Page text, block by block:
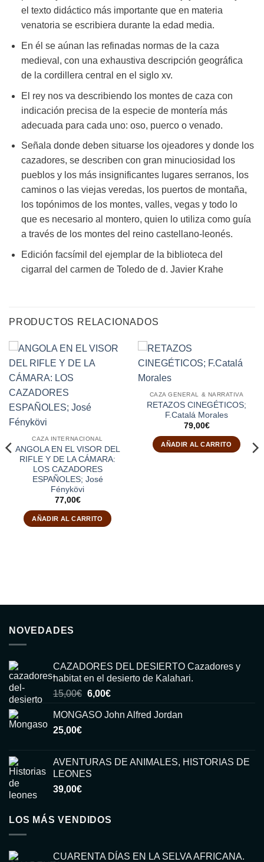
el texto didáctico más importante que en materia
venatoria se escribiera durante la edad media.
En él se aúnan las refinadas normas de la caza
medieval, con una exhaustiva descripción geográfica
de la cordillera central en el siglo xv.
El rey nos va describiendo los montes de caza con
indicación precisa de la especie de montería más
adecuada para cada uno: oso, puerco o venado.
Señala donde deben situarse los ojeadores y donde los
cazadores, se describen con gran minuciosidad los
pueblos y los más insignificantes lugares serranos, los
caminos o las viejas veredas, los puertos de montaña,
los topónimos de los montes, valles, vegas y todo lo
que es necesario al montero, quien lo utiliza como guía
a través de los montes del reino castellano-leonés.
Edición facsímil del ejemplar de la biblioteca del
cigarral del carmen de Toledo de d. Javier Krahe
PRODUCTOS RELACIONADOS
CAZA INTERNACIONAL
ANGOLA EN EL VISOR DEL
RIFLE Y DE LA CÁMARA:
LOS CAZADORES
ESPAÑOLES; José
Fénykövi
77,00€
AÑADIR AL CARRITO
CAZA GENERAL & NARRATIVA
RETAZOS CINEGÉTICOS;
F.Catalá Morales
79,00€
AÑADIR AL CARRITO
NOVEDADES
CAZADORES DEL DESIERTO Cazadores y
habitat en el desierto de Kalahari.
15,00€ El
original
6,00€El
actual
MONGASO John Alfred Jordan
25,00€
AVENTURAS DE ANIMALES, HISTORIAS DE
LEONES
39,00€
LOS MÁS VENDIDOS
CUARENTA DÍAS EN LA SELVA AFRICANA.